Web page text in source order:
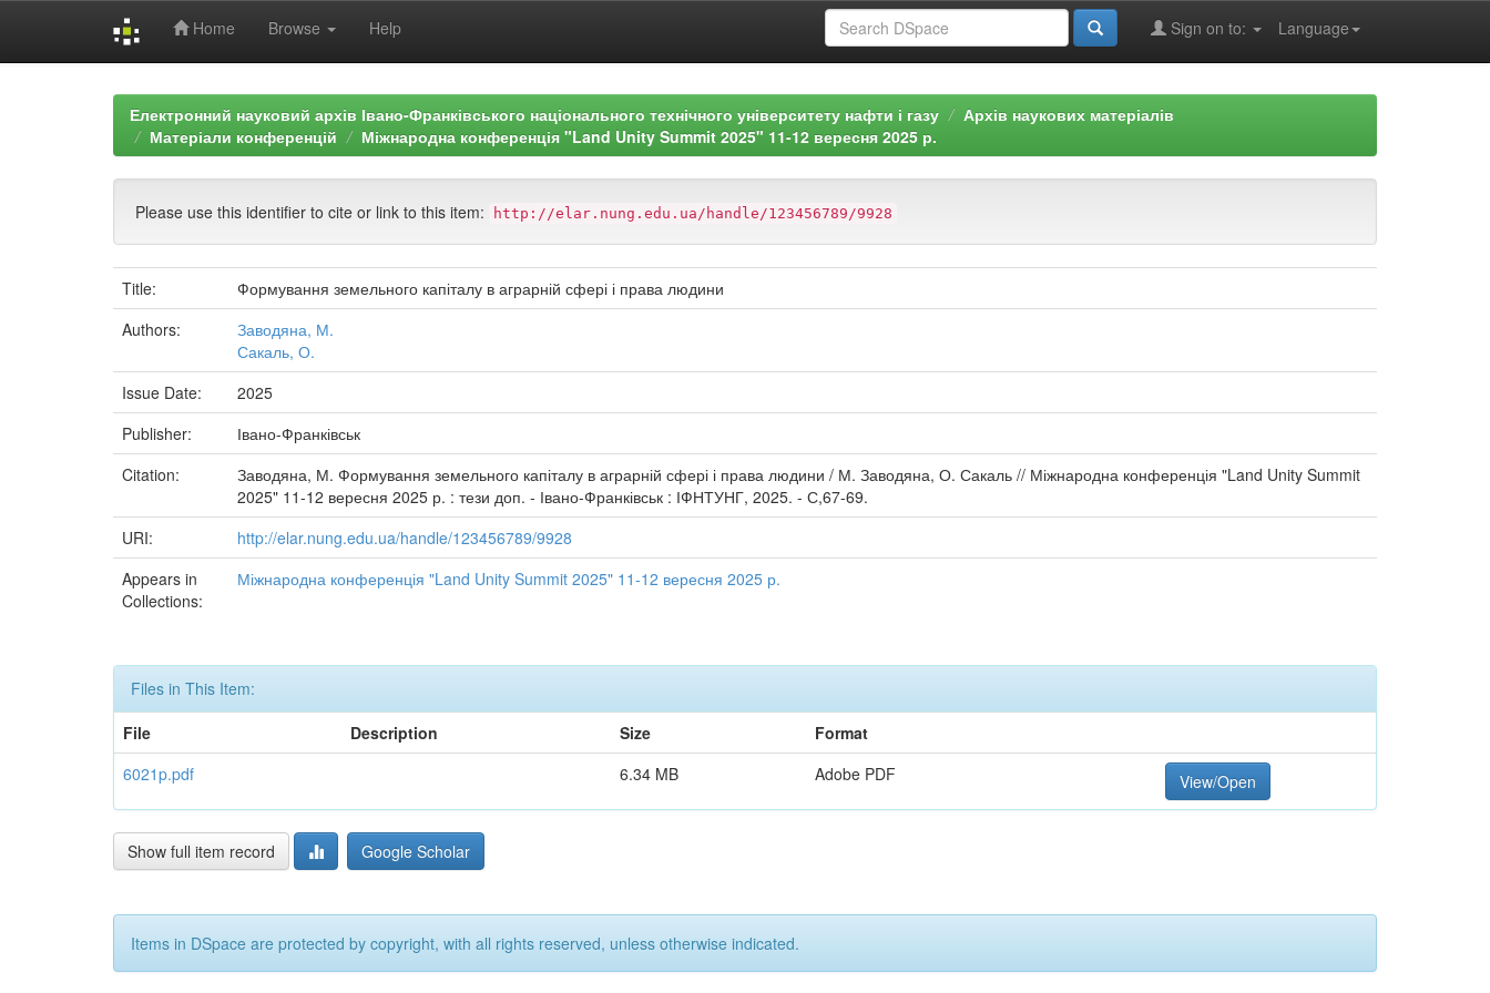
Home Browse Help Language
Sign on to:
Електронний науковий архів Івано-Франківського національного технічного університету нафти і газу
Архів наукових матеріалів
Матеріали конференцій
Міжнародна конференція "Land Unity Summit 2025" 11-12 вересня 2025 р.
Please use this identifier to cite or link to this item: http://elar.nung.edu.ua/handle/123456789/9928
Title:
Формування земельного капіталу в аграрній сфері і права людини
Authors:
Заводяна, М.
Сакаль, О.
Issue Date:
2025
Publisher:
Івано-Франківськ
Citation:
Заводяна, М. Формування земельного капіталу в аграрній сфері і права людини / М. Заводяна, О. Сакаль // Міжнародна конференція "Land Unity Summit
2025" 11-12 вересня 2025 р. : тези доп. - Івано-Франківськ : ІФНТУНГ, 2025. - С,67-69.
URI:
http://elar.nung.edu.ua/handle/123456789/9928
Appears in
Collections:
Міжнародна конференція "Land Unity Summit 2025" 11-12 вересня 2025 р.
Files in This Item:
File
Description Size
Format
6021p.pdf
6.34 MB Adobe PDF View/Open
Show full item record Google Scholar
Items in DSpace are protected by copyright, with all rights reserved, unless otherwise indicated.